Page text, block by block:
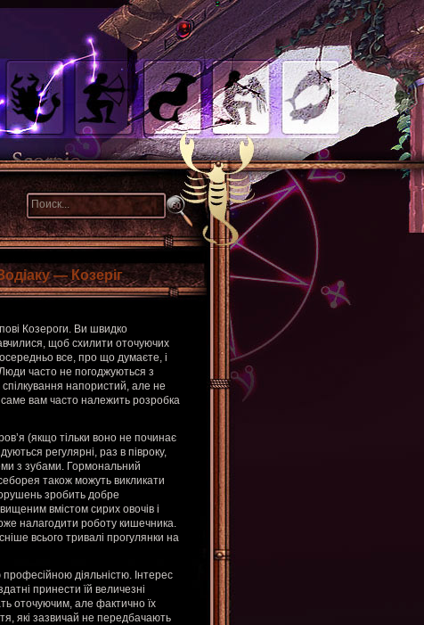
— Козеріг
Козероги. Ви швидко
щоб схилити оточуючих
все, про що думаєте, і
часто не погоджуються з
напористий, але не
вам часто належить розробка
(якщо тільки воно не починає
регулярні, раз в півроку,
з зубами. Гормональний
також можуть викликати
зробить добре
вмістом сирих овочів і
налагодити роботу кишечника.
всього тривалі прогулянки на
професійною діяльністю. Інтерес
принести їй величезні
оточуючим, але фактично їх
які зазвичай не передбачають